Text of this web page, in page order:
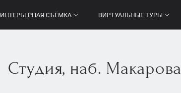
ИНТЕРЬЕРНАЯ СЪЁМКА ВИРТУАЛЬНЫЕ ТУРЫ
Студия, наб. Макарова